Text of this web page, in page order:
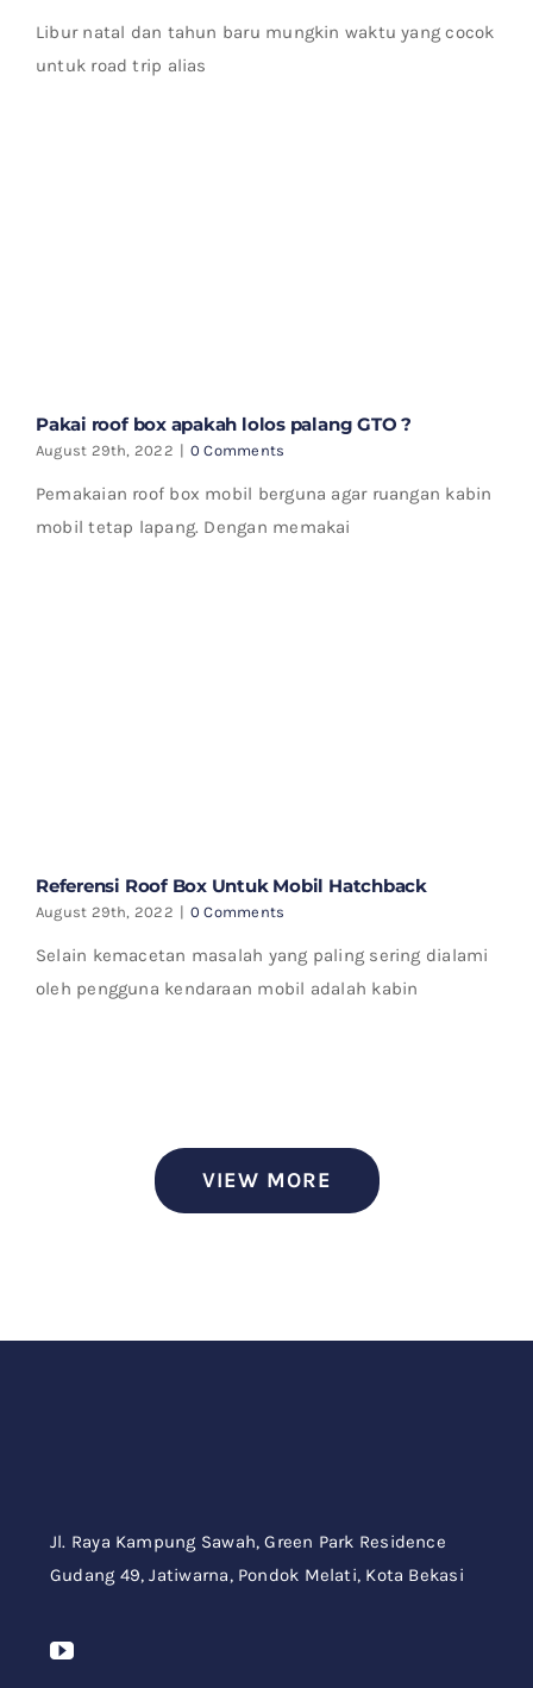
Libur natal dan tahun baru mungkin waktu yang cocok
untuk road trip alias
Pakai roof box apakah lolos palang GTO ?
August 29th, 2022 | 0 Comments
Pemakaian roof box mobil berguna agar ruangan kabin
mobil tetap lapang. Dengan memakai
Referensi Roof Box Untuk Mobil Hatchback
August 29th, 2022 | 0 Comments
Selain kemacetan masalah yang paling sering dialami
oleh pengguna kendaraan mobil adalah kabin
VIEW MORE
Jl. Raya Kampung Sawah,Green Park Residence
Gudang 49,Jatiwarna, Pondok Melati, Kota Bekasi